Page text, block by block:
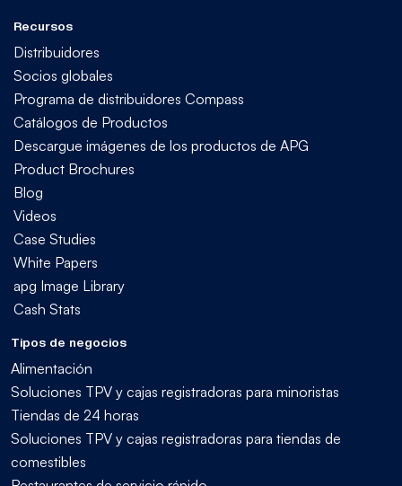
Recursos
Distribuidores
Socios globales
Programa de distribuidores Compass
Catálogos de Productos
Descargue imágenes de los productos de APG
Product Brochures
Blog
Videos
Case Studies
White Papers
apg Image Library
Cash Stats
Tipos de negocios
Alimentación
Soluciones TPV y cajas registradoras para minoristas
Tiendas de 24 horas
Soluciones TPV y cajas registradoras para tiendas de
comestibles